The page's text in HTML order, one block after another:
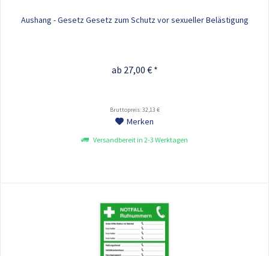
Aushang - Gesetz Gesetz zum Schutz vor sexueller Belästigung
ab 27,00 € *
Bruttopreis: 32,13 €
Merken
Versandbereit in 2-3 Werktagen